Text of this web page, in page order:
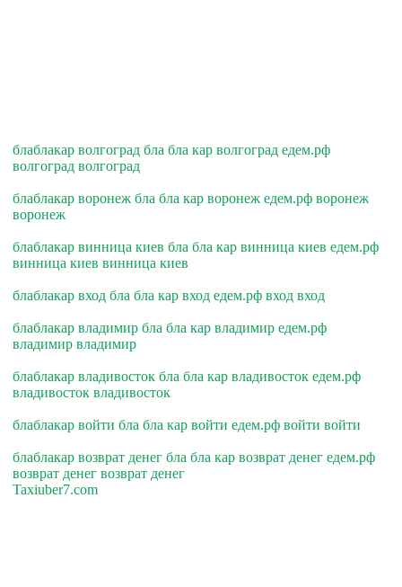
блаблакар волгоград бла бла кар волгоград едем.рф
волгоград волгоград
блаблакар воронеж бла бла кар воронеж едем.рф воронеж
воронеж
блаблакар винница киев бла бла кар винница киев едем.рф
винница киев винница киев
блаблакар вход бла бла кар вход едем.рф вход вход
блаблакар владимир бла бла кар владимир едем.рф
владимир владимир
блаблакар владивосток бла бла кар владивосток едем.рф
владивосток владивосток
блаблакар войти бла бла кар войти едем.рф войти войти
блаблакар возврат денег бла бла кар возврат денег едем.рф
возврат денег возврат денег
Taxiuber7.com